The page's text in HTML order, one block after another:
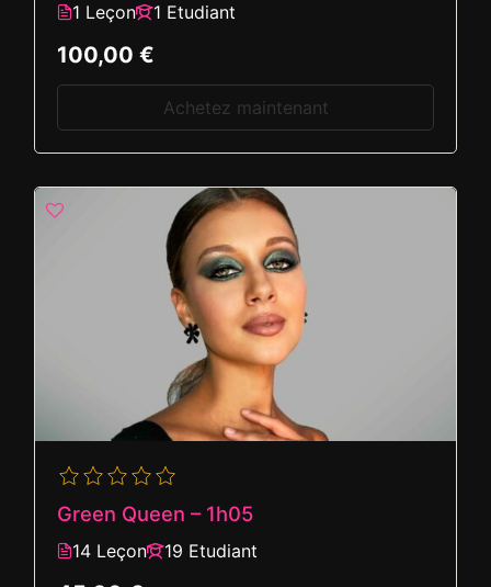
1 Leçon 1 Etudiant
100,00 €
Achetez maintenant
Green Queen – 1h05
14 Leçon 19 Etudiant